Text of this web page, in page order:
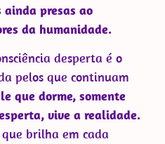
presas ao
da humanidade.
desperta é o
pelos que continuam
que dorme, somente
vive a realidade.
brilha em cada